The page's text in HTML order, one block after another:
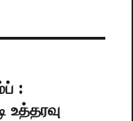
:
உத்தரவு